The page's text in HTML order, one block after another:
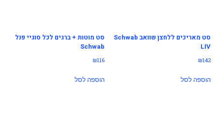
סט מאריכים ללחצן שוואב Schwab
LIV
₪142
הוספה לסל
סט מוטות + ברגים לכל סוגיי פנל
Schwab
₪116
הוספה לסל